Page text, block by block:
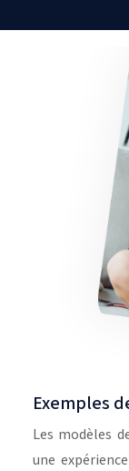
Exemples
Les modèles
une